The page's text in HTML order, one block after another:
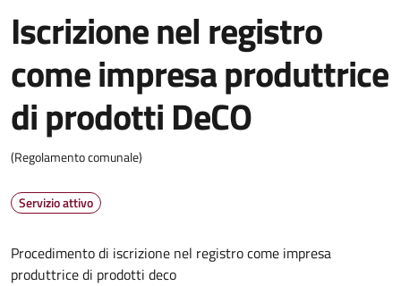
Iscrizione nel registro
come impresa produttrice
di prodotti DeCO
(Regolamento comunale)
Servizio attivo
Procedimento di iscrizione nel registro come impresa
produttrice di prodotti deco